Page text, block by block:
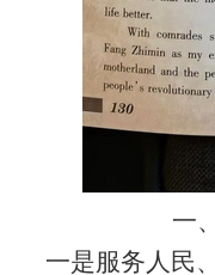
一、
一是服务人民